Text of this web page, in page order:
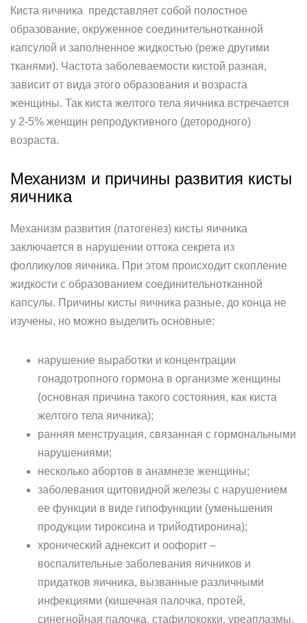
Киста яичника представляет собой полостное
образование, окруженное соединительнотканной
капсулой и заполненное жидкостью (реже другими
тканями). Частота заболеваемости кистой разная,
зависит от вида этого образования и возраста
женщины. Так киста желтого тела яичника встречается
у 2-5% женщин репродуктивного (детородного)
возраста.
Механизм и причины развития кисты
яичника
Механизм развития (патогенез) кисты яичника
заключается в нарушении оттока секрета из
фолликулов яичника. При этом происходит скопление
жидкости с образованием соединительнотканной
капсулы. Причины кисты яичника разные, до конца не
изучены, но можно выделить основные:
нарушение выработки и концентрации
гонадотропного гормона в организме женщины
(основная причина такого состояния, как киста
желтого тела яичника);
ранняя менструация, связанная с гормональными
нарушениями;
несколько абортов в анамнезе женщины;
заболевания щитовидной железы с нарушением
ее функции в виде гипофункции (уменьшения
продукции тироксина и трийодтиронина);
хронический аднексит и оофорит –
воспалительные заболевания яичников и
придатков яичника, вызванные различными
инфекциями (кишечная палочка, протей,
синегнойная палочка, стафилококки, уреаплазмы,